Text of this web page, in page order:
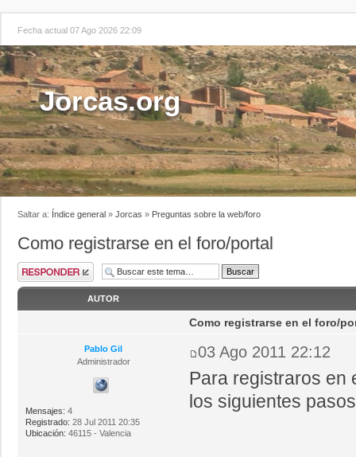
Fecha actual 07 Ago 2026 22:09
Jorcas.org
Saltar a: Índice general » Jorcas » Preguntas sobre la web/foro
Como registrarse en el foro/portal
AUTOR
Pablo Gil
Administrador
Mensajes: 4
Registrado: 28 Jul 2011 20:35
Ubicación: 46115 - Valencia
Como registrarse en el foro/
03 Ago 2011 22:12
Para registraros en
los siguientes